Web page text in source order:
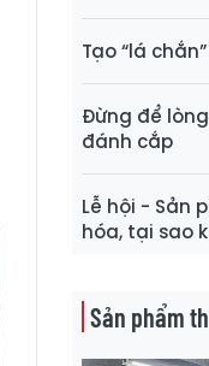
Tạo “lá
Đừng để
đánh cắp
Lễ hội - Sản
hóa, tại sao
Sản phẩm